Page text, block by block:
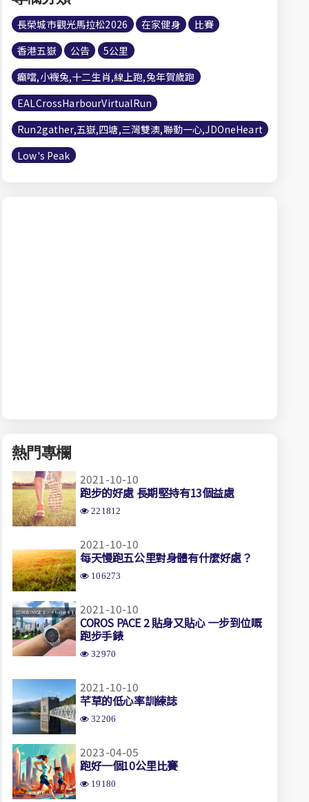
長榮城市觀光馬拉松2026 在家健身
比賽
香港五嶽
公告
5公里
癲噹,小襪兔,十二生肖,線上跑,兔年賀歲跑
EALCrossHarbourVirtualRun
Run2gather,五嶽,四塘,三灣雙澳,聯動一心,JDOneHeart
Low's Peak
熱門專欄
2021-10-10
跑步的好處 長期堅持有13個益處
221812
2021-10-10
每天慢跑五公里對身體有什麼好處？
106273
2021-10-10
COROS PACE 2 貼身又貼心 一步到位嘅
跑步手錶
32970
2021-10-10
芊草的低心率訓練誌
32206
2023-04-05
跑好一個10公里比賽
19180